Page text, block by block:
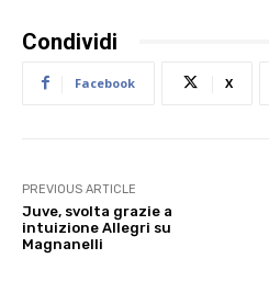
Condividi
Facebook X
PREVIOUS ARTICLE
Juve, svolta grazie a
intuizione Allegri su
Magnanelli